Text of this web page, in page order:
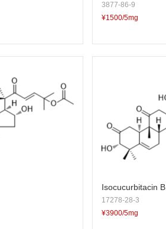
3877-86-9
¥1500/5mg
Isocucurbitacin B
17278-28-3
¥3900/5mg